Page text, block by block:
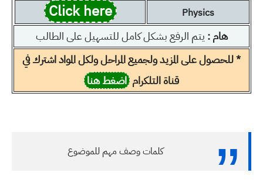
Physics
Click here
هام : يتم الرفع بشكل كامل للتسهيل على الطالب
* للحصول على المزيد ولجميع المراحل ولكل المواد اشترك في
قناة التلكرام اضغط هنا
كلمات وصف مهم للموضوع